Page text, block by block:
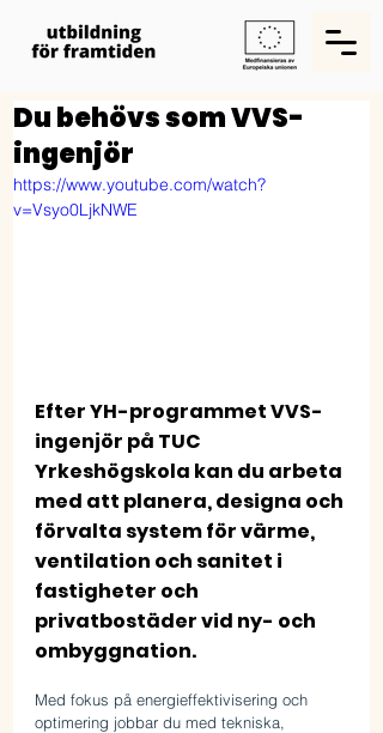
Du behövs som VVS-
ingenjör
https://www.youtube.com/watch?
v=Vsyo0LjkNWE
Efter YH-programmet VVS-
ingenjör på TUC
Yrkeshögskola kan du arbeta
med att planera, designa och
förvalta system för värme,
ventilation och sanitet i
fastigheter och
privatbostäder vid ny- och
ombyggnation.
Med fokus på energieffektivisering och
optimering jobbar du med tekniska,